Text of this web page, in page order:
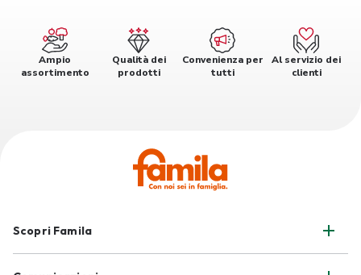
Ampio
assortimento
Qualità dei
prodotti
Convenienza per
tutti
Al servizio dei
clienti
Scopri Famila